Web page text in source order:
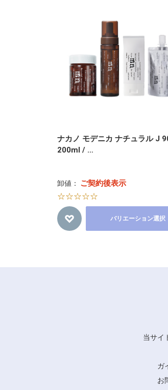
ナカノ モデニカ ナチュラル J
200ml / …
卸値： ご契約後表示
☆☆☆☆☆
バリエーション選択
当サイ
ガ
お